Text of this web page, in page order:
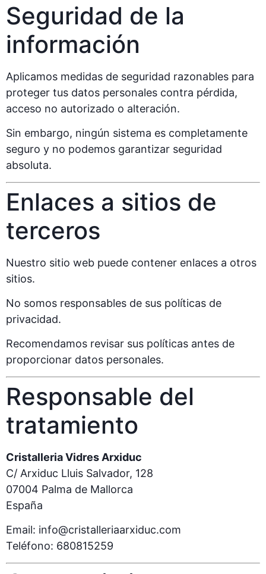
Seguridad de la
información
Aplicamos medidas de seguridad razonables para
proteger tus datos personales contra pérdida,
acceso no autorizado o alteración.
Sin embargo, ningún sistema es completamente
seguro y no podemos garantizar seguridad
absoluta.
Enlaces a sitios de
terceros
Nuestro sitio web puede contener enlaces a otros
sitios.
No somos responsables de sus políticas de
privacidad.
Recomendamos revisar sus políticas antes de
proporcionar datos personales.
Responsable del
tratamiento
Cristalleria Vidres Arxiduc
C/ Arxiduc Lluis Salvador, 128
07004 Palma de Mallorca
España
Email: info@cristalleriaarxiduc.com
Teléfono: 680815259